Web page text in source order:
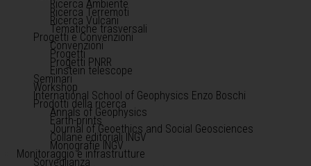
Ricerca Ambiente
Ricerca Terremoti
Ricerca Vulcani
Tematiche trasversali
Progetti e Convenzioni
Convenzioni
Progetti
Progetti PNRR
Einstein telescope
Seminari
Workshop
International School of Geophysics Enzo Boschi
Prodotti della ricerca
Annals of Geophysics
Earth-prints
Journal of Geoethics and Social Geosciences
Collane editoriali INGV
Monografie INGV
Monitoraggio e infrastrutture
Sorveglianza